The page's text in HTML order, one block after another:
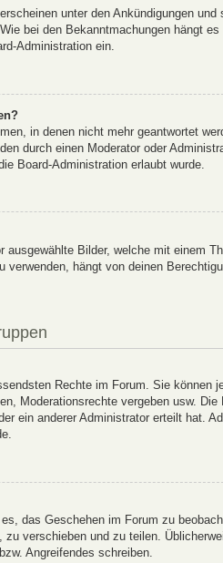
unter den Ankündigungen
bei den Bekanntmachungen hängt
Administration ein.
in denen nicht mehr geantwortet
durch einen Moderator oder
Board-Administration erlaubt wurde.
ausgewählte Bilder, welche mit einem
verwenden, hängt von deinen
Rechte im Forum. Sie
Moderationsrechte vergeben usw.
ein anderer Administrator erteilt hat.
das Geschehen im Forum zu
verschieben und zu teilen.
Angreifendes schreiben.